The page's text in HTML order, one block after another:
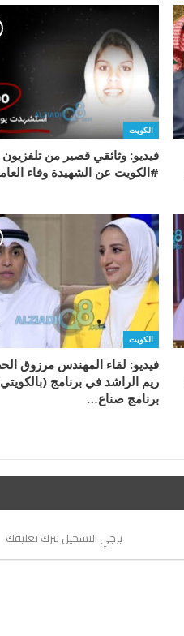
الكويت
فيديو: وثائقي قصير من تلفزيون
#الكويت عن الشهيدة وفاء
الكويت
فيديو: لقاء المهندس مرزوق
ريم الراشد في برنامج
برنامج صناع…
يرجي التسجيل لترك تعليقك